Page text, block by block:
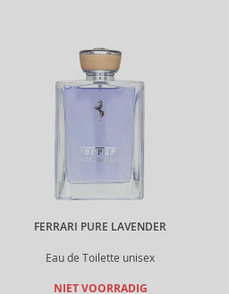
FERRARI PURE LAVENDER
Eau de Toilette unisex
NIET VOORRADIG